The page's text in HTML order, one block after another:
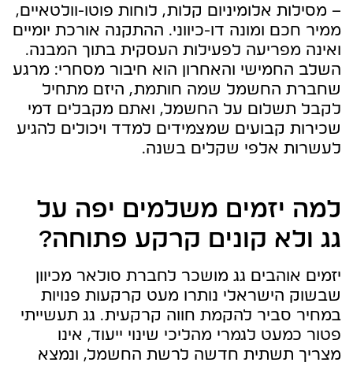
– מסילות אלומיניום קלות, לוחות פוטו-וולטאיים,
ממיר חכם ומונה דו-כיווני. ההתקנה אורכת יומיים
ואינה מפריעה לפעילות העסקית בתוך המבנה.
השלב החמישי והאחרון הוא חיבור מסחרי: מרגע
שחברת החשמל שמה חותמת, היזם מתחיל
לקבל תשלום על החשמל, ואתם מקבלים דמי
שכירות קבועים שמצמידים למדד ויכולים להגיע
לעשרות אלפי שקלים בשנה.
למה יזמים משלמים יפה על
גג ולא קונים קרקע פתוחה?
יזמים אוהבים גג מושכר לחברת סולאר מכיוון
שבשוק הישראלי נותרו מעט קרקעות פנויות
במחיר סביר להקמת חווה קרקעית. גג תעשייתי
פטור כמעט לגמרי מהליכי שינוי ייעוד, אינו
מצריך תשתית חדשה לרשת החשמל, ונמצא